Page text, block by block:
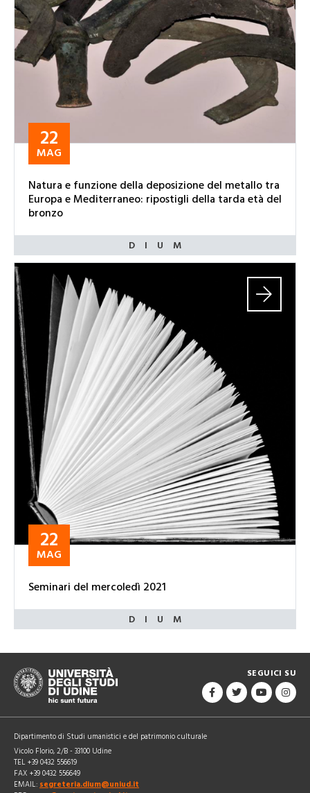
22
MAG
Natura e funzione della deposizione del metallo tra
Europa e Mediterraneo: ripostigli della tarda età del
bronzo
22
MAG
Seminari del mercoledì 2021
SEGUICI SU
Dipartimento di Studi umanistici e del patrimonio culturale
Vicolo Florio, 2/B - 33100 Udine
TEL +39 0432 556619
FAX +39 0432 556649
EMAIL: segreteria.dium@uniud.it